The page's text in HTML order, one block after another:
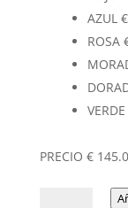
AZUL €
ROSA
VERDE
PRECIO €